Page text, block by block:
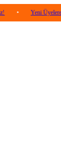
Yeni Üyelere Özel 50